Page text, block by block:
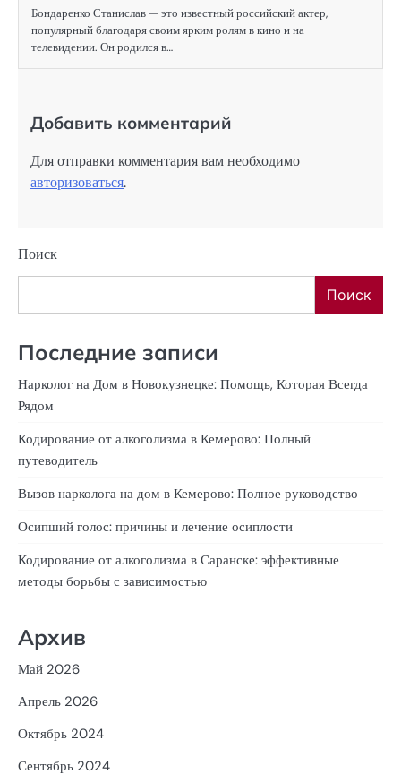
Бондаренко Станислав — это известный российский актер,
популярный благодаря своим ярким ролям в кино и на
телевидении. Он родился в…
Добавить комментарий
Для отправки комментария вам необходимо
авторизоваться.
Поиск
Поиск
Последние записи
Нарколог на Дом в Новокузнецке: Помощь, Которая Всегда
Рядом
Кодирование от алкоголизма в Кемерово: Полный
путеводитель
Вызов нарколога на дом в Кемерово: Полное руководство
Осипший голос: причины и лечение осиплости
Кодирование от алкоголизма в Саранске: эффективные
методы борьбы с зависимостью
Архив
Май 2026
Апрель 2026
Октябрь 2024
Сентябрь 2024